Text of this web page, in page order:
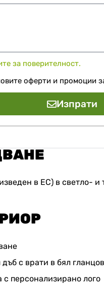
за поверителност.
оферти и промоции
Изпрати
в ЕС) в светло- и
с врати в бял
с персонализирано лого